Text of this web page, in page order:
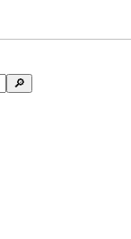
🔎